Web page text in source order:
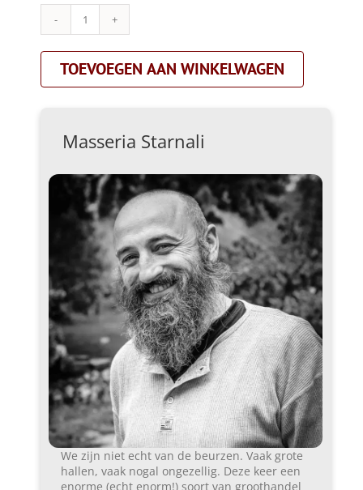
Masseria
Starnali|maresa|wit
aantal
TOEVOEGEN AAN WINKELWAGEN
Masseria Starnali
We zijn niet echt van de beurzen. Vaak grote
hallen, vaak nogal ongezellig. Deze keer een
enorme (echt enorm!) soort van groothandel